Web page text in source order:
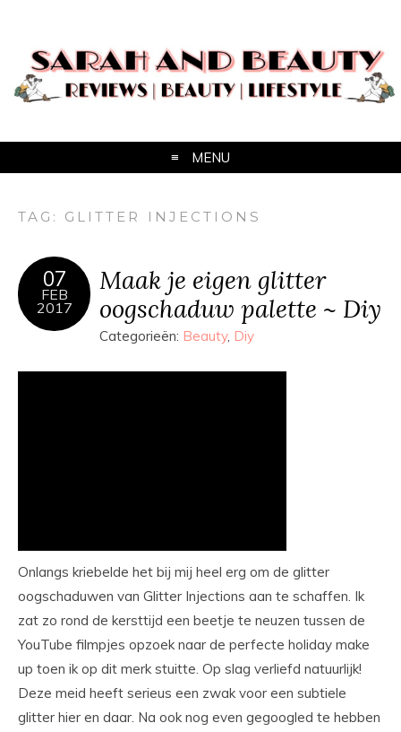
MENU
TAG: GLITTER INJECTIONS
07
FEB
2017
Maak je eigen glitter
oogschaduw palette ~ Diy
Categorieën: Beauty, Diy
Onlangs kriebelde het bij mij heel erg om de glitter
oogschaduwen van Glitter Injections aan te schaffen. Ik
zat zo rond de kersttijd een beetje te neuzen tussen de
YouTube filmpjes opzoek naar de perfecte holiday make
up toen ik op dit merk stuitte. Op slag verliefd natuurlijk!
Deze meid heeft serieus een zwak voor een subtiele
glitter hier en daar. Na ook nog even gegoogled te hebben